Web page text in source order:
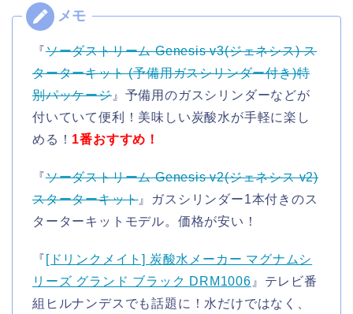
『ソーダストリーム Genesis v3(ジェネシス) ス
ターターキット (予備用ガスシリンダー付き)特
別パッケージ』予備用のガスシリンダーなどが
付いていて便利！美味しい炭酸水が手軽に楽し
める！ 1番おすすめ！
『ソーダストリーム Genesis v2(ジェネシス v2)
スターターキット』ガスシリンダー1本付きのス
ターターキットモデル。価格が安い！
『 [ドリンクメイト] 炭酸水メーカー マグナムシ
リーズ グランド ブラック DRM1006 』テレビ番
組ヒルナンデスでも話題に！水だけではなく、